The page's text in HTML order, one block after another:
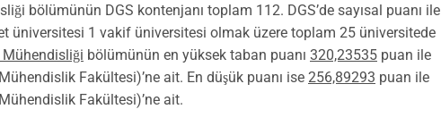
bölümünün DGS kontenjanı toplam 112. DGS’de sayısal puanı ile
üniversitesi 1 vakif üniversitesi olmak üzere toplam 25 üniversitede
bölümünün en yüksek taban puanı 320,23535 puan ile
Fakültesi)’ne ait. En düşük puanı ise 256,89293 puan ile
Fakültesi)’ne ait.